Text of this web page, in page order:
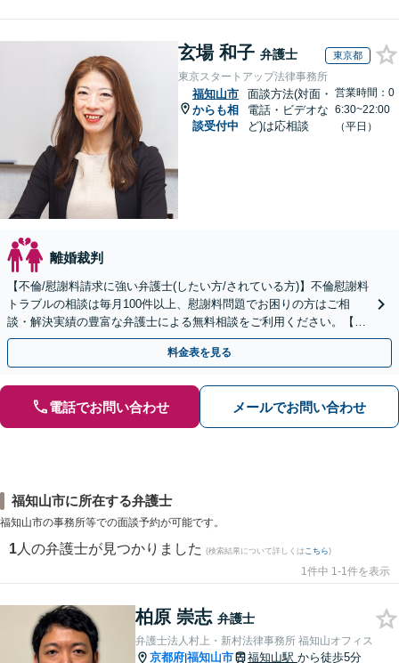
玄場 和子 弁護士 東京都
東京スタートアップ法律事務所
福知山市
からも相
談受付中
面談方法(対面・
電話・ビデオな
ど)は応相談
営業時間：0
6:30~22:00
（平日）
離婚裁判
【不倫/慰謝料請求に強い弁護士(したい方/されている方)】不倫慰謝料
トラブルの相談は毎月100件以上、慰謝料問題でお困りの方はご相
談・解決実績の豊富な弁護士による無料相談をご利用ください。【初
回相談０円(電話)】【全国対応】
料金表を見る
電話でお問い合わせ メールでお問い合わせ
福知山市に所在する弁護士
福知山市の事務所等での面談予約が可能です。
1 人の弁護士が見つかりました (検索結果について詳しくは こちら)
1件中 1-1件を表示
柏原 崇志 弁護士
弁護士法人村上・新村法律事務所 福知山オフィス
京都府|福知山市 福知山駅 から徒歩5分